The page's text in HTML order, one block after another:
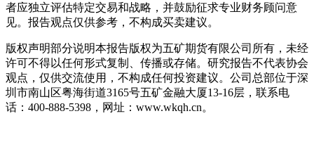
者应独立评估特定交易和战略，并鼓励征求专业财务顾问意
见。报告观点仅供参考，不构成买卖建议。
版权声明部分说明本报告版权为五矿期货有限公司所有，未经
许可不得以任何形式复制、传播或存储。研究报告不代表协会
观点，仅供交流使用，不构成任何投资建议。公司总部位于深
圳市南山区粤海街道3165号五矿金融大厦13-16层，联系电
话：400-888-5398，网址：www.wkqh.cn。